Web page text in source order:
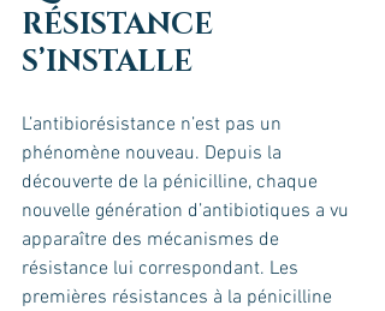
RÉSISTANCE
S’INSTALLE
L’antibiorésistance n’est pas un
phénomène nouveau. Depuis la
découverte de la pénicilline, chaque
nouvelle génération d’antibiotiques a vu
apparaître des mécanismes de
résistance lui correspondant. Les
premières résistances à la pénicilline